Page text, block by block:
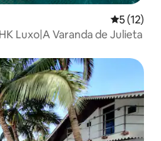
5 de uma
5 (12)
Luxo|A Varanda de Julieta